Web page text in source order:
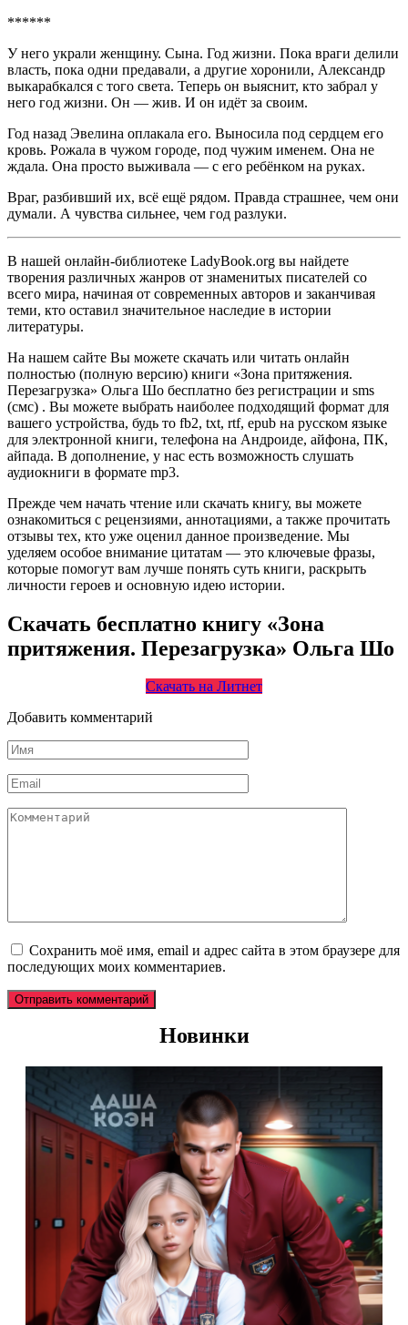
******
У него украли женщину. Сына. Год жизни. Пока враги делили
власть, пока одни предавали, а другие хоронили, Александр
выкарабкался с того света. Теперь он выяснит, кто забрал у
него год жизни. Он — жив. И он идёт за своим.
Год назад Эвелина оплакала его. Выносила под сердцем его
кровь. Рожала в чужом городе, под чужим именем. Она не
ждала. Она просто выживала — с его ребёнком на руках.
Враг, разбивший их, всё ещё рядом. Правда страшнее, чем они
думали. А чувства сильнее, чем год разлуки.
В нашей онлайн-библиотеке LadyBook.org вы найдете
творения различных жанров от знаменитых писателей со
всего мира, начиная от современных авторов и заканчивая
теми, кто оставил значительное наследие в истории
литературы.
На нашем сайте Вы можете скачать или читать онлайн
полностью (полную версию) книги «Зона притяжения.
Перезагрузка» Ольга Шо бесплатно без регистрации и sms
(смс) . Вы можете выбрать наиболее подходящий формат для
вашего устройства, будь то fb2, txt, rtf, epub на русском языке
для электронной книги, телефона на Андроиде, айфона, ПК,
айпада. В дополнение, у нас есть возможность слушать
аудиокниги в формате mp3.
Прежде чем начать чтение или скачать книгу, вы можете
ознакомиться с рецензиями, аннотациями, а также прочитать
отзывы тех, кто уже оценил данное произведение. Мы
уделяем особое внимание цитатам — это ключевые фразы,
которые помогут вам лучше понять суть книги, раскрыть
личности героев и основную идею истории.
Скачать бесплатно книгу «Зона
притяжения. Перезагрузка» Ольга Шо
Скачать на Литнет
Добавить комментарий
Имя
*
Email
*
Комментарий
Сохранить моё имя, email и адрес сайта в этом браузере для
последующих моих комментариев.
Новинки